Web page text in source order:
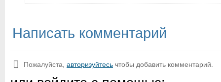
Написать комментарий
Пожалуйста, авторизуйтесь чтобы добавить комментарий.